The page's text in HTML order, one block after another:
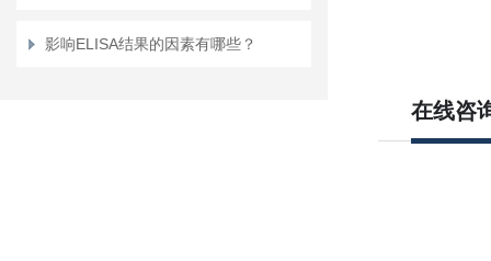
影响ELISA结果的因素有哪些？
在线咨